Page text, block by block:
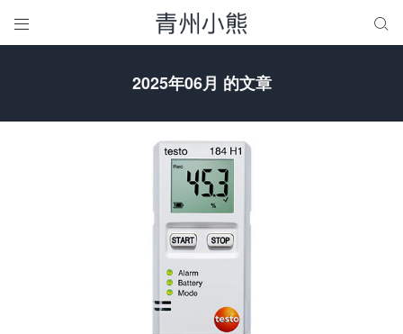
 
2025年06月 的文章